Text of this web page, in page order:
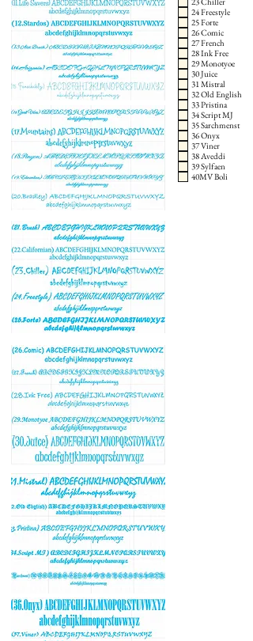
24 Freestyle
25 Forte
26 Comic
27 French
28 Ink Free
29 Monotyoe
30 Juice
31 Mistral
32 Old English
33 Pristina
34 Script MJ
35 Sarchmenst
36 Onyx
37 Viner
38 Aveddi
39 Sylfaen
40MV Boli